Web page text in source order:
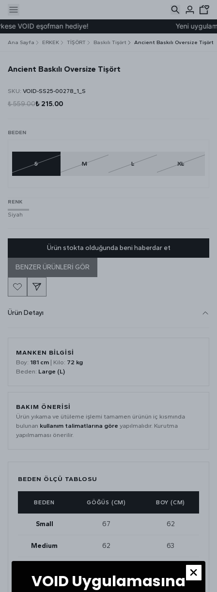
VOID eşofman hediye! Yeni
Ana Sayfa ERKEK TİŞÖRT Baskılı Tişört Ancient Baskılı Oversize Tişört
Ancient Baskılı Oversize Tişört
SKU: VOID-SS25-00278_1_S
₺ 559.00₺ 215.00
BEDEN
S M L XL
RENK
Siyah
Ürün stokta olduğunda beni haberdar et
BENZER ÜRÜNLERİ GÖR
Ürün Detayı
MANKEN BİLGİSİ
Boy: 181 cm | Kilo: 72 kg
Beden: Large (L)
BAKIM ÖNERİSİ
Ürün yıkama ve ütüleme işlemi tamamen ürünün iç kısmında
bulunan kullanım talimatlarına göre yapılmalıdır. Kurutma
yapılmaması önerilir.
BEDEN ÖLÇÜ TABLOSU
BEDEN GÖĞÜS (CM) BOY (CM)
Small 67 62
Medium 62 63
VOID Uygulamasına